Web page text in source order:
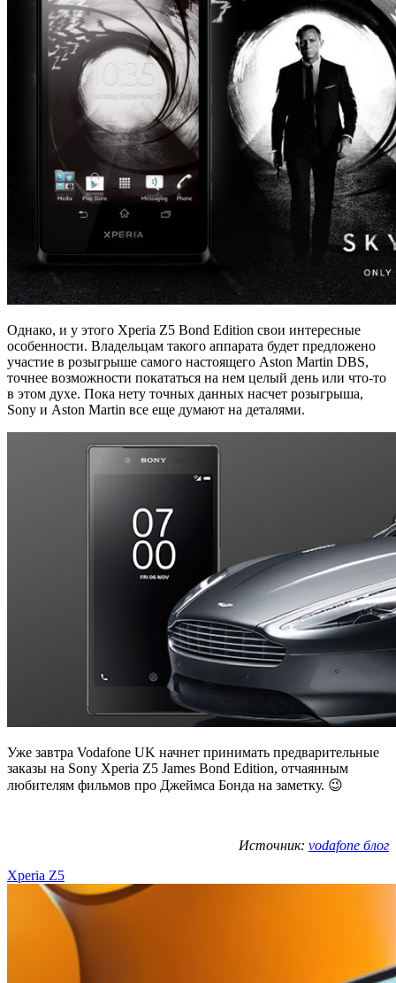
Однако, и у этого Xperia Z5 Bond Edition свои интересные
особенности. Владельцам такого аппарата будет предложено
участие в розыгрыше самого настоящего Aston Martin DBS,
точнее возможности покататься на нем целый день или что-то
в этом духе. Пока нету точных данных насчет розыгрыша,
Sony и Aston Martin все еще думают на деталями.
Уже завтра Vodafone UK начнет принимать предварительные
заказы на Sony Xperia Z5 James Bond Edition, отчаянным
любителям фильмов про Джеймса Бонда на заметку. 😉
Источник: vodafone блог
Xperia Z5